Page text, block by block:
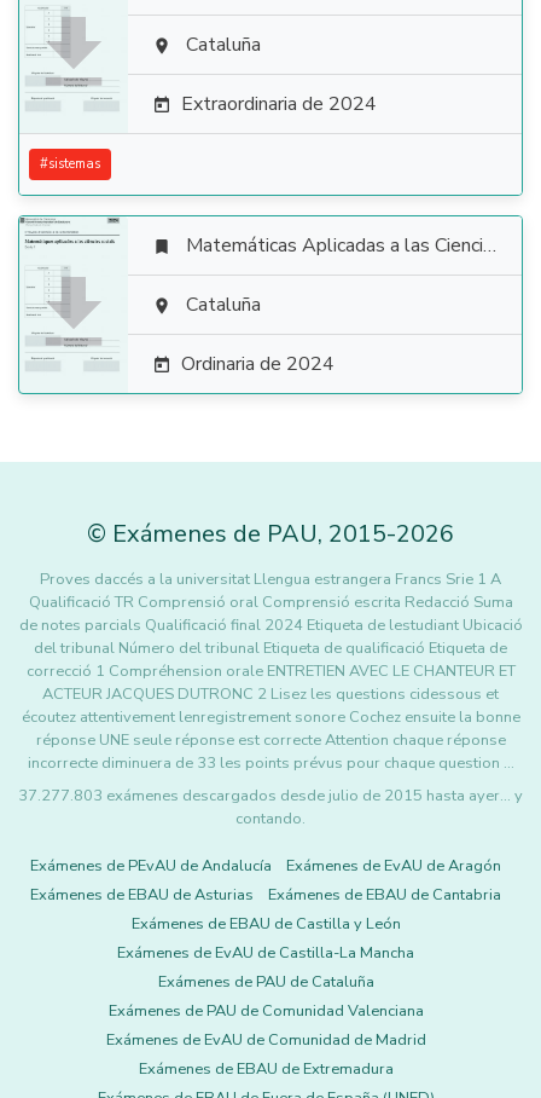
  Cataluña
 Extraordinaria de 2024
#sistemas

 Matemáticas Aplicadas a las Ciencias Sociales
 Cataluña
 Ordinaria de 2024
© Exámenes de PAU, 2015-2026
Proves daccés a la universitat Llengua estrangera Francs Srie 1 A
Qualificació TR Comprensió oral Comprensió escrita Redacció Suma
de notes parcials Qualificació final 2024 Etiqueta de lestudiant Ubicació
del tribunal Número del tribunal Etiqueta de qualificació Etiqueta de
correcció 1 Compréhension orale ENTRETIEN AVEC LE CHANTEUR ET
ACTEUR JACQUES DUTRONC 2 Lisez les questions cidessous et
écoutez attentivement lenregistrement sonore Cochez ensuite la bonne
réponse UNE seule réponse est correcte Attention chaque réponse
incorrecte diminuera de 33 les points prévus pour chaque question …
37.277.803 exámenes descargados desde julio de 2015 hasta ayer... y
contando.
Exámenes de PEvAU de Andalucía
Exámenes de EvAU de Aragón
Exámenes de EBAU de Asturias
Exámenes de EBAU de Cantabria
Exámenes de EBAU de Castilla y León
Exámenes de EvAU de Castilla-La Mancha
Exámenes de PAU de Cataluña
Exámenes de PAU de Comunidad Valenciana
Exámenes de EvAU de Comunidad de Madrid
Exámenes de EBAU de Extremadura